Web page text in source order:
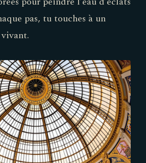
pas, tu touches à un